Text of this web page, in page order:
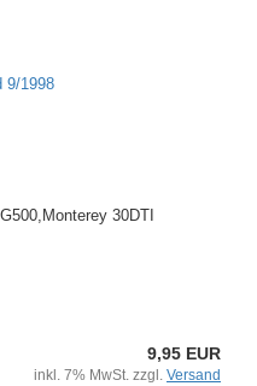
30DTI
9,95 EUR
inkl. 7% MwSt. zzgl. Versand